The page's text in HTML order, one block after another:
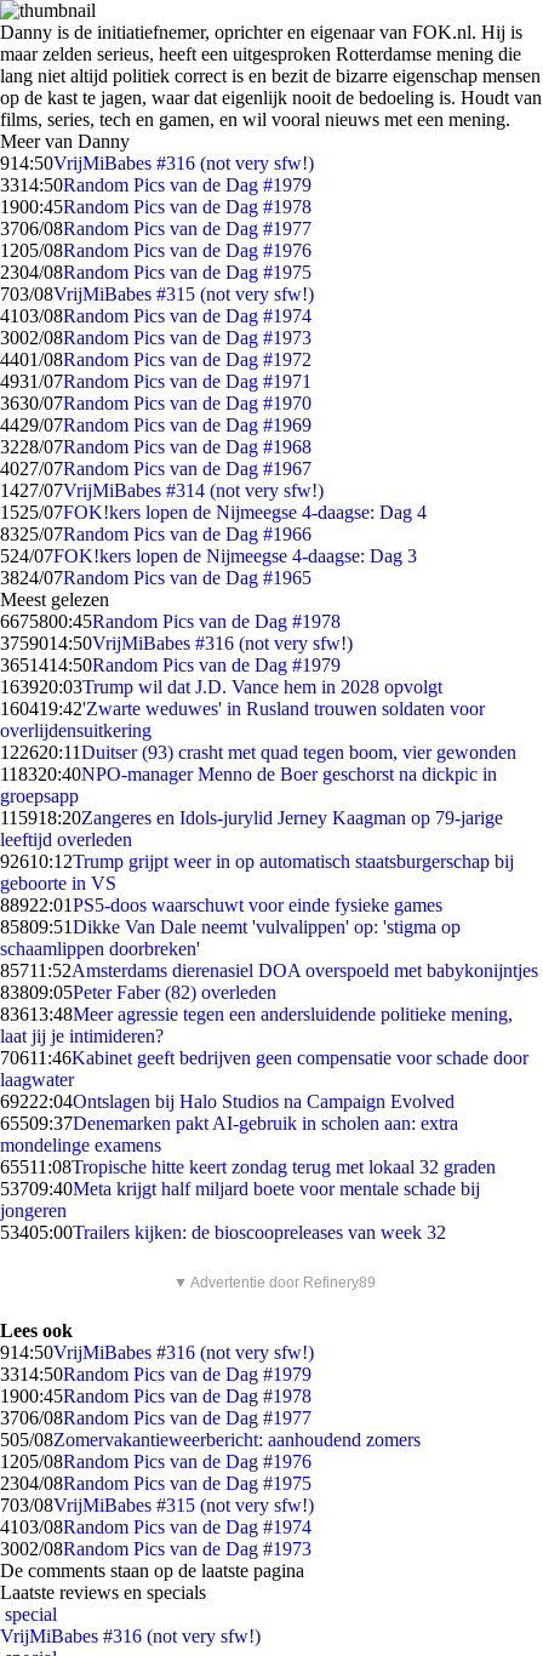
Danny is de initiatiefnemer, oprichter en eigenaar van FOK.nl. Hij is
maar zelden serieus, heeft een uitgesproken Rotterdamse mening die
lang niet altijd politiek correct is en bezit de bizarre eigenschap mensen
op de kast te jagen, waar dat eigenlijk nooit de bedoeling is. Houdt van
films, series, tech en gamen, en wil vooral nieuws met een mening.
Meer van Danny
914:50VrijMiBabes #316 (not very sfw!)
3314:50Random Pics van de Dag #1979
1900:45Random Pics van de Dag #1978
3706/08Random Pics van de Dag #1977
1205/08Random Pics van de Dag #1976
2304/08Random Pics van de Dag #1975
703/08VrijMiBabes #315 (not very sfw!)
4103/08Random Pics van de Dag #1974
3002/08Random Pics van de Dag #1973
4401/08Random Pics van de Dag #1972
4931/07Random Pics van de Dag #1971
3630/07Random Pics van de Dag #1970
4429/07Random Pics van de Dag #1969
3228/07Random Pics van de Dag #1968
4027/07Random Pics van de Dag #1967
1427/07VrijMiBabes #314 (not very sfw!)
1525/07FOK!kers lopen de Nijmeegse 4-daagse: Dag 4
8325/07Random Pics van de Dag #1966
524/07FOK!kers lopen de Nijmeegse 4-daagse: Dag 3
3824/07Random Pics van de Dag #1965
Meest gelezen
6675800:45Random Pics van de Dag #1978
3759014:50VrijMiBabes #316 (not very sfw!)
3651414:50Random Pics van de Dag #1979
163920:03Trump wil dat J.D. Vance hem in 2028 opvolgt
160419:42'Zwarte weduwes' in Rusland trouwen soldaten voor
overlijdensuitkering
122620:11Duitser (93) crasht met quad tegen boom, vier gewonden
118320:40NPO-manager Menno de Boer geschorst na dickpic in
groepsapp
115918:20Zangeres en Idols-jurylid Jerney Kaagman op 79-jarige
leeftijd overleden
92610:12Trump grijpt weer in op automatisch staatsburgerschap bij
geboorte in VS
88922:01PS5-doos waarschuwt voor einde fysieke games
85809:51Dikke Van Dale neemt 'vulvalippen' op: 'stigma op
schaamlippen doorbreken'
85711:52Amsterdams dierenasiel DOA overspoeld met babykonijntjes
83809:05Peter Faber (82) overleden
83613:48Meer agressie tegen een andersluidende politieke mening,
laat jij je intimideren?
70611:46Kabinet geeft bedrijven geen compensatie voor schade door
laagwater
69222:04Ontslagen bij Halo Studios na Campaign Evolved
65509:37Denemarken pakt AI-gebruik in scholen aan: extra
mondelinge examens
65511:08Tropische hitte keert zondag terug met lokaal 32 graden
53709:40Meta krijgt half miljard boete voor mentale schade bij
jongeren
53405:00Trailers kijken: de bioscoopreleases van week 32
▼ Advertentie door Refinery89
Lees ook
914:50VrijMiBabes #316 (not very sfw!)
3314:50Random Pics van de Dag #1979
1900:45Random Pics van de Dag #1978
3706/08Random Pics van de Dag #1977
505/08Zomervakantieweerbericht: aanhoudend zomers
1205/08Random Pics van de Dag #1976
2304/08Random Pics van de Dag #1975
703/08VrijMiBabes #315 (not very sfw!)
4103/08Random Pics van de Dag #1974
3002/08Random Pics van de Dag #1973
De comments staan op de laatste pagina
Laatste reviews en specials
special
VrijMiBabes #316 (not very sfw!)